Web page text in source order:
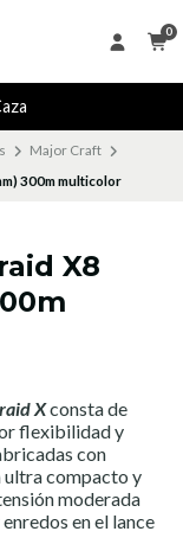
0
Major Craft
300m multicolor
X8
Xconsta de
flexibilidad y
con
ultra compacto y
moderada
en el lance